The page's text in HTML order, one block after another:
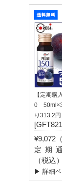
【定期購
0
り313.2
¥9,072
定期
（税込）
▶ 詳細